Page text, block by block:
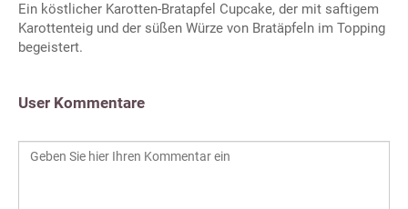
Ein köstlicher Karotten-Bratapfel Cupcake, der mit saftigem
Karottenteig und der süßen Würze von Bratäpfeln im Topping
begeistert.
User Kommentare